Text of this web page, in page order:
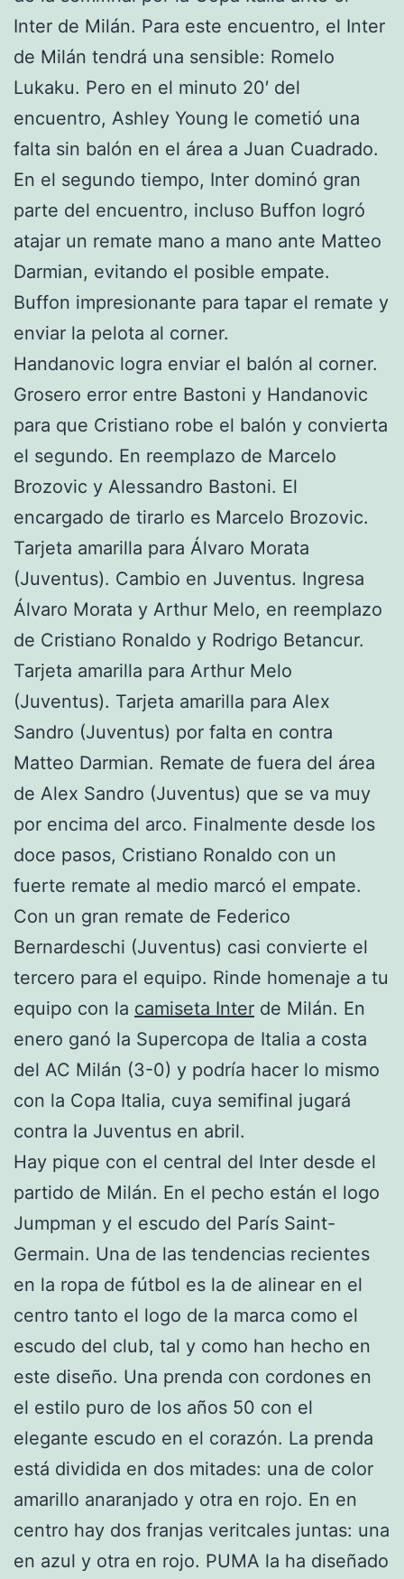
Inter de Milán. Para este encuentro, el Inter
de Milán tendrá una sensible: Romelo
Lukaku. Pero en el minuto 20′ del
encuentro, Ashley Young le cometió una
falta sin balón en el área a Juan Cuadrado.
En el segundo tiempo, Inter dominó gran
parte del encuentro, incluso Buffon logró
atajar un remate mano a mano ante Matteo
Darmian, evitando el posible empate.
Buffon impresionante para tapar el remate y
enviar la pelota al corner.
Handanovic logra enviar el balón al corner.
Grosero error entre Bastoni y Handanovic
para que Cristiano robe el balón y convierta
el segundo. En reemplazo de Marcelo
Brozovic y Alessandro Bastoni. El
encargado de tirarlo es Marcelo Brozovic.
Tarjeta amarilla para Álvaro Morata
(Juventus). Cambio en Juventus. Ingresa
Álvaro Morata y Arthur Melo, en reemplazo
de Cristiano Ronaldo y Rodrigo Betancur.
Tarjeta amarilla para Arthur Melo
(Juventus). Tarjeta amarilla para Alex
Sandro (Juventus) por falta en contra
Matteo Darmian. Remate de fuera del área
de Alex Sandro (Juventus) que se va muy
por encima del arco. Finalmente desde los
doce pasos, Cristiano Ronaldo con un
fuerte remate al medio marcó el empate.
Con un gran remate de Federico
Bernardeschi (Juventus) casi convierte el
tercero para el equipo. Rinde homenaje a tu
equipo con la camiseta Inter de Milán. En
enero ganó la Supercopa de Italia a costa
del AC Milán (3-0) y podría hacer lo mismo
con la Copa Italia, cuya semifinal jugará
contra la Juventus en abril.
Hay pique con el central del Inter desde el
partido de Milán. En el pecho están el logo
Jumpman y el escudo del París Saint-
Germain. Una de las tendencias recientes
en la ropa de fútbol es la de alinear en el
centro tanto el logo de la marca como el
escudo del club, tal y como han hecho en
este diseño. Una prenda con cordones en
el estilo puro de los años 50 con el
elegante escudo en el corazón. La prenda
está dividida en dos mitades: una de color
amarillo anaranjado y otra en rojo. En en
centro hay dos franjas veritcales juntas: una
en azul y otra en rojo. PUMA la ha diseñado